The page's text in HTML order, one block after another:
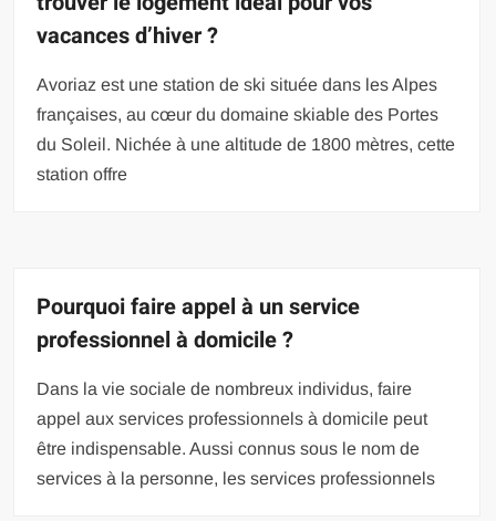
vacances d’hiver ?
Avoriaz est une station de ski située dans les Alpes
françaises, au cœur du domaine skiable des Portes
du Soleil. Nichée à une altitude de 1800 mètres, cette
station offre
Pourquoi faire appel à un service
professionnel à domicile ?
Dans la vie sociale de nombreux individus, faire
appel aux services professionnels à domicile peut
être indispensable. Aussi connus sous le nom de
services à la personne, les services professionnels